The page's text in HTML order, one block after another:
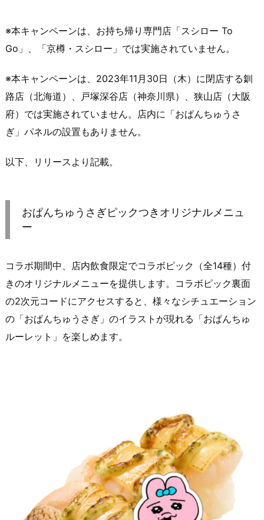
※本キャンペーンは、お持ち帰り専門店「スシロー To
Go」、「京樽・スシロー」では実施されていません。
※本キャンペーンは、2023年11月30日（木）に閉店する釧
路店（北海道）、戸塚深谷店（神奈川県）、狭山店（大阪
府）では実施されていません。店内に「おぱんちゅうさ
ぎ」パネルの設置もありません。
以下、リリースより記載。
おぱんちゅうさぎピックつきオリジナルメニュ
ー
コラボ期間中、店内飲食限定でコラボピック（全14種）付
きのオリジナルメニューを提供します。コラボピック裏面
の2次元コードにアクセスすると、様々なシチュエーション
の「おぱんちゅうさぎ」のイラストが現れる「おぱんちゅ
ルーレット」を楽しめます。